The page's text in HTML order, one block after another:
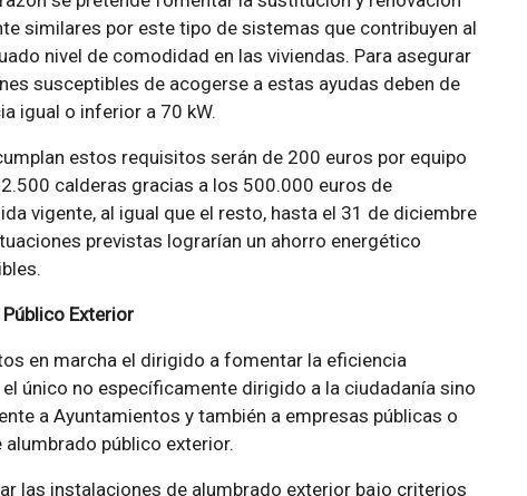
similares por este tipo de sistemas que contribuyen al
nivel de comodidad en las viviendas. Para asegurar
susceptibles de acogerse a estas ayudas deben de
igual o inferior a 70 kW.
estos requisitos serán de 200 euros por equipo
calderas gracias a los 500.000 euros de
vigente, al igual que el resto, hasta el 31 de diciembre
previstas lograrían un ahorro energético
Exterior
en marcha el dirigido a fomentar la eficiencia
único no específicamente dirigido a la ciudadanía sino
a Ayuntamientos y también a empresas públicas o
público exterior.
las instalaciones de alumbrado exterior bajo criterios